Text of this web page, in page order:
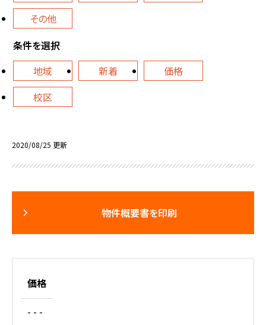
その他
条件を選択
地域
新着
価格
校区
2020/08/25 更新
物件概要書を印刷
価格
- - -